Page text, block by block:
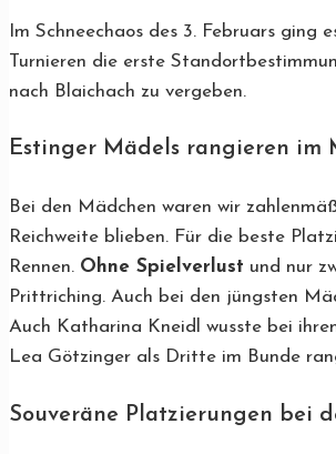
Im Schneechaos des 3. Februars ging
Turnieren die erste
nach Blaichach zu vergeben.
Estinger Mädels rangieren im
Bei den Mädchen waren wir
Reichweite blieben. Für die beste
Rennen. Ohne Spielverlust und nur
Prittriching. Auch bei den jüngsten
Auch Katharina Kneidl wusste bei
Lea Götzinger als Dritte im Bunde
Souveräne Platzierungen bei